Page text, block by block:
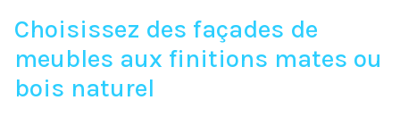
Choisissez des façades de
meubles aux finitions mates ou
bois naturel